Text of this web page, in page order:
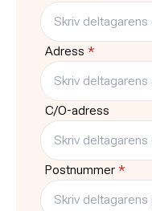
Adress *
C/O-adress
Postnummer *